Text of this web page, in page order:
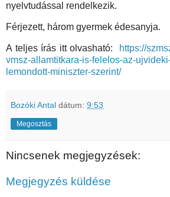
nyelvtudással rendelkezik.
Férjezett, három gyermek édesanyja.
A teljes írás itt olvasható:
https://
vmsz-allamtitkara-is-felelos-az-
lemondott-miniszter-szerint/
Bozóki Antal dátum: 9:53
Megosztás
Nincsenek megjegyzések:
Megjegyzés küldése